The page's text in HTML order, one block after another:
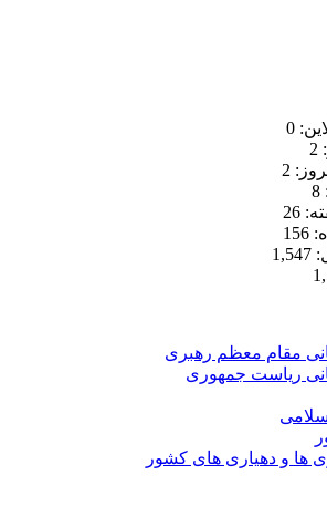
0
2
26
156
1,547
مقام معظم رهبری
ریاست جمهوری
و دهیاری های کشور